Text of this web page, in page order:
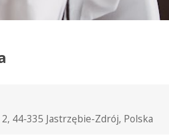
44-335 Jastrzębie-Zdrój, Polska